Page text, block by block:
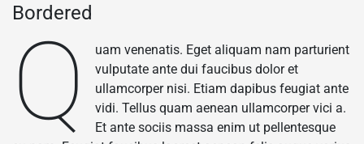
Bordered
Q
uam venenatis. Eget aliquam nam parturient
vulputate ante dui faucibus dolor et
ullamcorper nisi. Etiam dapibus feugiat ante
vidi. Tellus quam aenean ullamcorper vici a.
Et ante sociis massa enim ut pellentesque